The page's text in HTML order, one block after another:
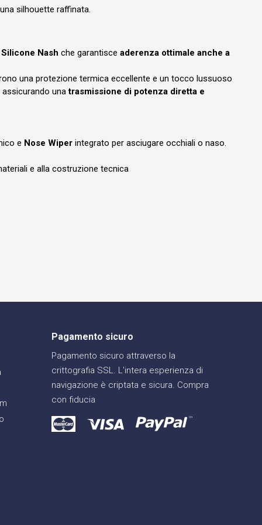
silhouette raffinata.
Nash che garantisce aderenza ottimale anche a
una protezione termica eccellente e un tocco lussuoso
assicurando unatrasmissione di potenza diretta e
e Nose Wiper integrato per asciugare occhiali o naso.
e alla costruzione tecnica
Pagamento sicuro
Pagamento sicuro attraverso la
crittografia SSL. L'intera esperienza di
navigazione è criptata e sicura. Compra
con fiducia